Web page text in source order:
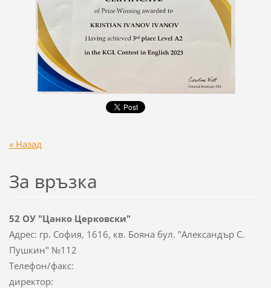
« Назад
За връзка
52 ОУ "Цанко Церковски"
Адрес: гр. София, 1616, кв. Бояна бул. "Александър С.
Пушкин" №112
Телефон/факс:
директор: